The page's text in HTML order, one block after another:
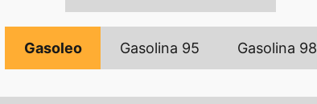
Gasoleo Gasolina 95 Gasolina 98